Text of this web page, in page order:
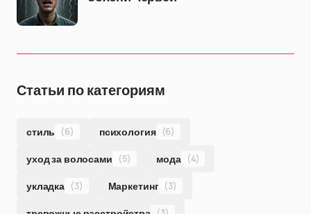
Статьи по категориям
стиль (6) психология (6)
уход за волосами (5) мода (4)
укладка (3) Маркетинг (3)